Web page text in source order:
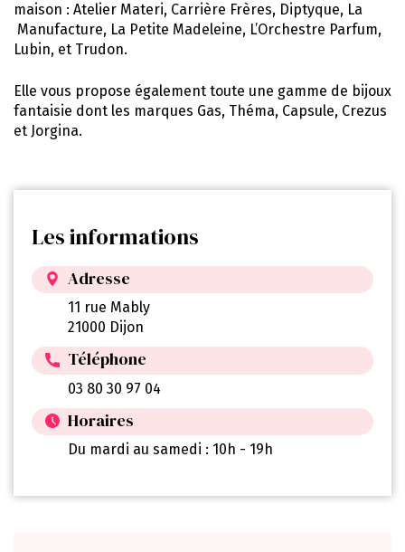
maison : Atelier Materi, Carrière Frères, Diptyque, La
Manufacture, La Petite Madeleine, L’Orchestre Parfum,
Lubin, et Trudon.
Elle vous propose également toute une gamme de bijoux
fantaisie dont les marques Gas, Théma, Capsule, Crezus
et Jorgina.
Les informations
Adresse
11 rue Mably
21000 Dijon
Téléphone
03 80 30 97 04
Horaires
Du mardi au samedi : 10h - 19h